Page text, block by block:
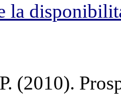
la
(2010).